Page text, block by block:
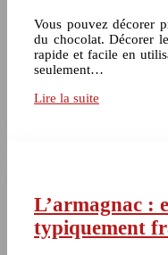
Vous pouvez décorer
du chocolat. Décorer
rapide et facile en
seulement…
Lire la suite
L’armagnac :
typiquement